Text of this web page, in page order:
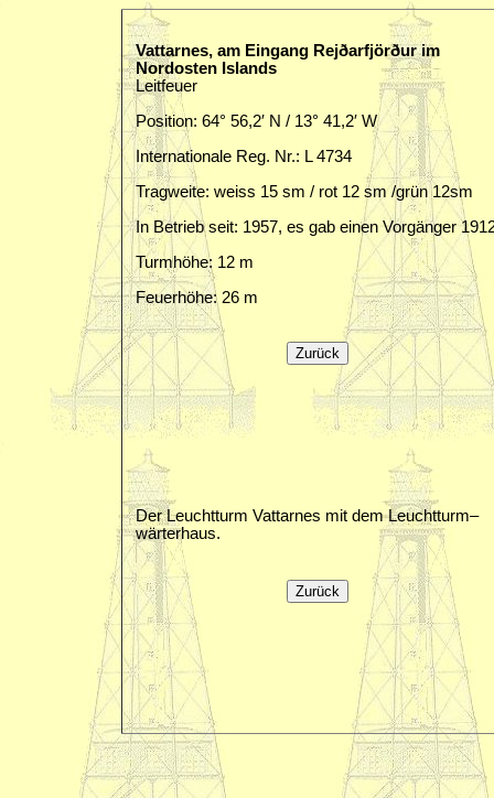
Vattarnes, am Eingang Rejðarfjörður im
Nordosten Islands
Leitfeuer
Position: 64° 56,2′ N / 13° 41,2′ W
Internationale Reg. Nr.: L 4734
Tragweite: weiss 15 sm / rot 12 sm /grün 12sm
In Betrieb seit: 1957, es gab einen Vorgänger
Turmhöhe: 12 m
Feuerhöhe: 26 m
Der Leuchtturm Vattarnes mit dem Leuchtturm–
wärterhaus.